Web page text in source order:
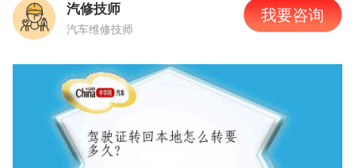
汽修技师
汽车维修技师
我要咨询